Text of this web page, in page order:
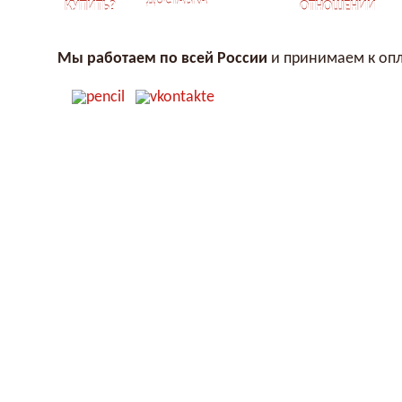
КУПИТЬ?
ОТНОШЕНИЙ
Мы работаем по всей России и принимаем к